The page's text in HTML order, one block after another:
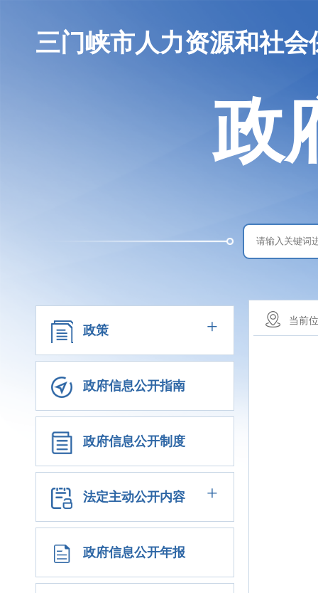
三门峡市人力资源和社会
政
政策 +
政府信息公开指南
政府信息公开制度
法定主动公开内容 +
政府信息公开年报
当前